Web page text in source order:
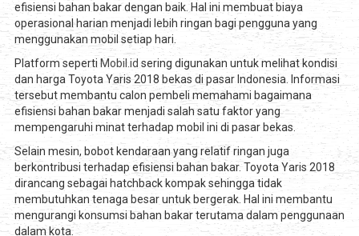
efisiensi bahan bakar dengan baik. Hal ini membuat biaya
operasional harian menjadi lebih ringan bagi pengguna yang
menggunakan mobil setiap hari.
Platform sepertiMobil.id sering digunakan untuk melihat kondisi
dan harga Toyota Yaris 2018 bekas di pasar Indonesia. Informasi
tersebut membantu calon pembeli memahami bagaimana
efisiensi bahan bakar menjadi salah satu faktor yang
mempengaruhi minat terhadap mobil ini di pasar bekas.
Selain mesin, bobot kendaraan yang relatif ringan juga
berkontribusi terhadap efisiensi bahan bakar. Toyota Yaris 2018
dirancang sebagai hatchback kompak sehingga tidak
membutuhkan tenaga besar untuk bergerak. Hal ini membantu
mengurangi konsumsi bahan bakar terutama dalam penggunaan
dalam kota.